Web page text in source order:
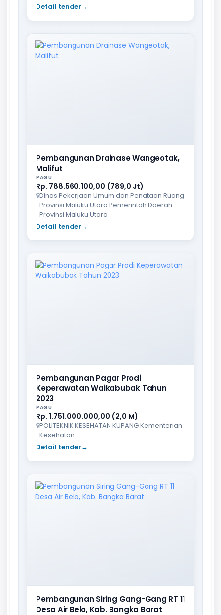
Detail tender→
Pembangunan Drainase Wangeotak,
Malifut
PAGU
Rp. 788.560.100,00 (789,0 Jt)
Dinas Pekerjaan Umum dan Penataan Ruang
Provinsi Maluku Utara Pemerintah Daerah
Provinsi Maluku Utara
Detail tender→
Pembangunan Pagar Prodi
Keperawatan Waikabubak Tahun
2023
PAGU
Rp. 1.751.000.000,00 (2,0 M)
POLITEKNIK KESEHATAN KUPANG Kementerian
Kesehatan
Detail tender→
Pembangunan Siring Gang-Gang RT 11
Desa Air Belo, Kab. Bangka Barat